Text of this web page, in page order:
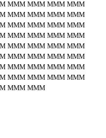
MMM MMM MMM MMM
MMM MMM MMM MMM
MMM MMM MMM MMM
MMM MMM MMM MMM
MMM MMM MMM MMM
MMM MMM MMM MMM
MMM MMM MMM MMM
MMM MMM MMM MMM
MMM MMM